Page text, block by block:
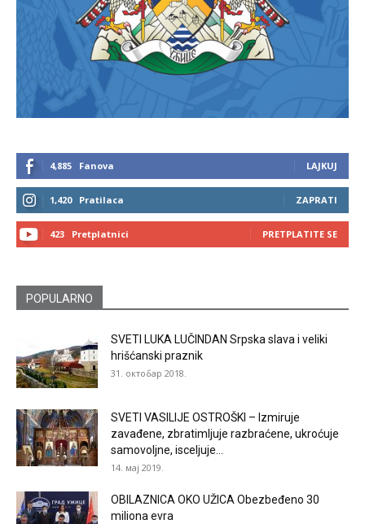
4,885 Fanova LAJKUJ
1,420 Pratilaca ZAPRATI
423 Pretplatnici PRETPLATITE SE
POPULARNO
SVETI LUKA LUČINDAN Srpska slava i veliki
hrišćanski praznik
31. октобар 2018.
SVETI VASILIJE OSTROŠKI – Izmiruje
zavađene, zbratimljuje razbraćene, ukroćuje
samovoljne, isceljuje...
14. мај 2019.
OBILAZNICA OKO UŽICA Obezbeđeno 30
miliona evra